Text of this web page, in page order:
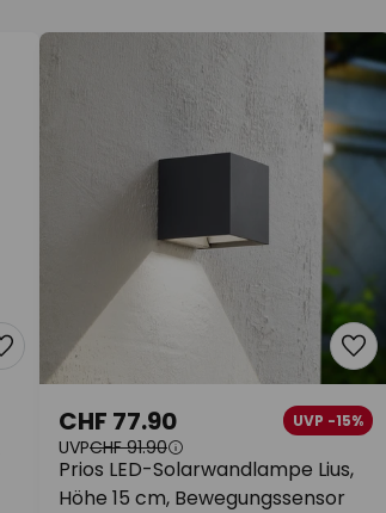
Prios LED-Solarwandlampe Lius,
Höhe 15 cm, Bewegungssensor
CHF 77.90 UVP -15%
UVPCHF 91.90